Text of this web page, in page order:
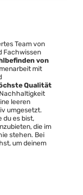
Team von
Fachwissen
von
mit
Qualität
leeren
umgesetzt.
du es bist,
die im
stehen. Bei
um deinem